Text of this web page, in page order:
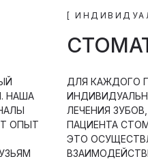
НАША
ОПЫТ
[
ДЛЯ КАЖДОГО
ЛЕЧЕНИЯ
ПАЦИЕНТА
ЭТО